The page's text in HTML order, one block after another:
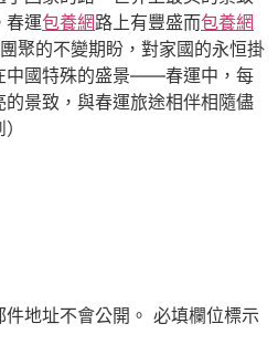
春運包養網路上有豐盛而包養網
聚的不變期盼，對家國的永恒掛
中國特殊的盛景——春運中，每
景致，與春運旅途相伴相隨儘
）
地址不會公開。 必填欄位標示